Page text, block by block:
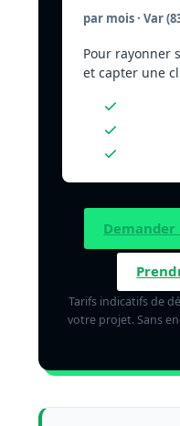
par mois · Var
Pour rayonner
et capter une
Tarifs indicatifs de
votre projet. Sans